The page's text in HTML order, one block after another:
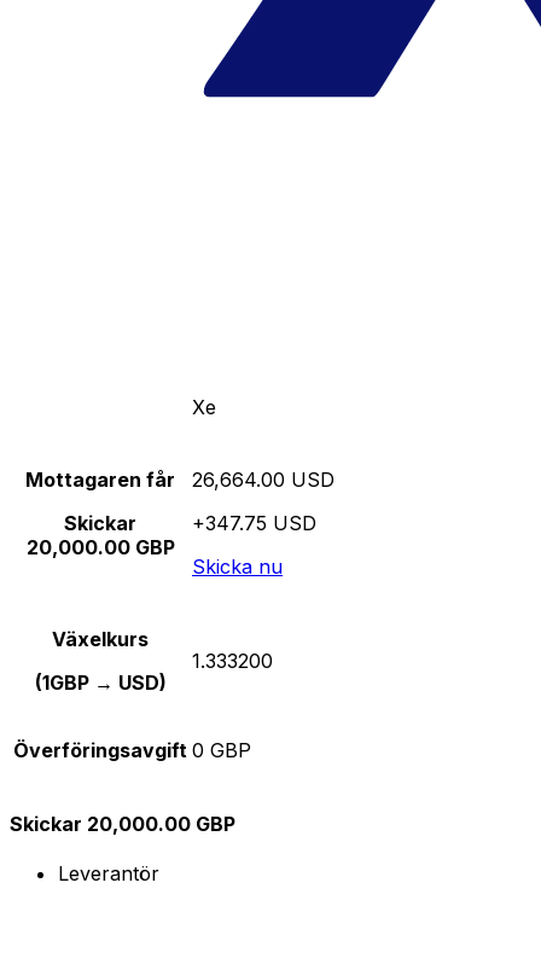
Xe
Mottagaren får
Skickar
20,000.00 GBP
26,664.00 USD
+347.75 USD
Skicka nu
Växelkurs
(1GBP → USD)
1.333200
Överföringsavgift 0 GBP
Skickar 20,000.00 GBP
Leverantör